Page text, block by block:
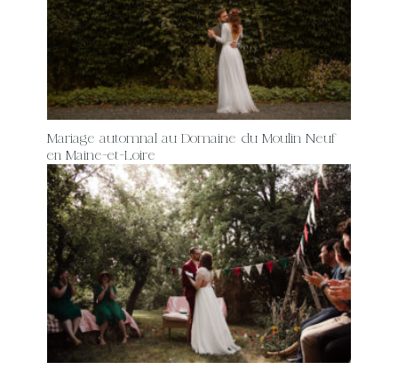
Mariage automnal au Domaine du Moulin Neuf
en Maine-et-Loire